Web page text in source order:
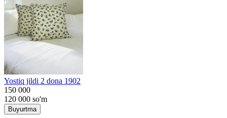
Yostiq jildi 2 dona 1902
150 000
120 000 so'm
Buyurtma